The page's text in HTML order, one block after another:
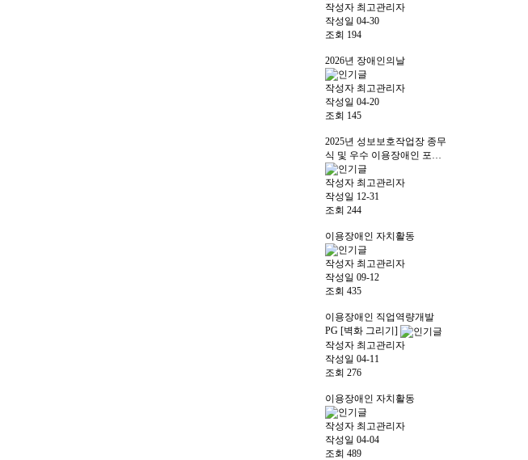
작성자 최고관리자
작성일 04-30
조회 194
2026년 장애인의날
작성자 최고관리자
작성일 04-20
조회 145
2025년 성보보호작업장 종무
식 및 우수 이용장애인 포…
작성자 최고관리자
작성일 12-31
조회 244
이용장애인 자치활동
작성자 최고관리자
작성일 09-12
조회 435
이용장애인 직업역량개발
PG [벽화 그리기]
작성자 최고관리자
작성일 04-11
조회 276
이용장애인 자치활동
작성자 최고관리자
작성일 04-04
조회 489